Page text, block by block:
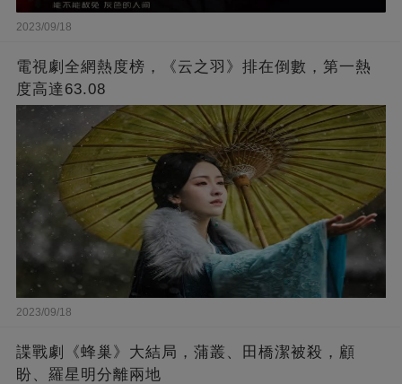
2023/09/18
電視劇全網熱度榜，《云之羽》排在倒數，第一熱
度高達63.08
2023/09/18
諜戰劇《蜂巢》大結局，蒲叢、田橋潔被殺，顧
盼、羅星明分離兩地